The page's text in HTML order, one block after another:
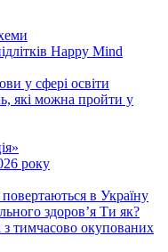
Happy Mind
у сфері освіти
які можна пройти у
року
в Україну
здоров’я Ти як?
з тимчасово окупованих